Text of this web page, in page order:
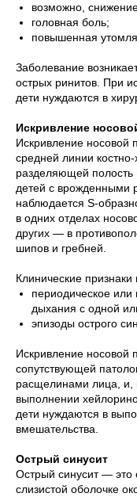
возможно,
головная боль;
повышенная
Заболевание
острых ринитов. При
дети нуждаются в
Искривление
Искривление носовой
средней линии
разделяющей
детей с врожденными
наблюдается S-
в одних отделах
других — в
шипов и гребней.
Клинические
периодическое или
дыхания с одной
эпизоды острого
Искривление носовой
сопутствующей
расщелинами лица, и,
выполнении
дети нуждаются в
вмешательства.
Острый синусит
Острый синусит — это
слизистой оболочке